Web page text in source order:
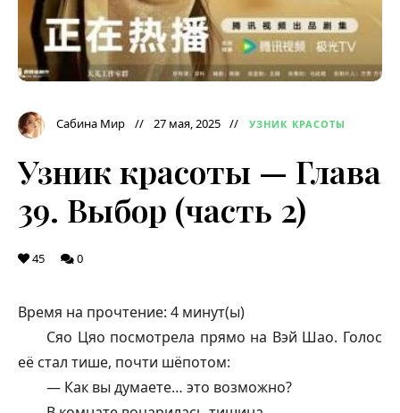
Сабина Мир 27 мая, 2025 УЗНИК КРАСОТЫ
Узник красоты — Глава
39. Выбор (часть 2)
45 0
Время на прочтение: 4 минут(ы)
Сяо Цяо посмотрела прямо на Вэй Шао. Голос
её стал тише, почти шёпотом:
— Как вы думаете… это возможно?